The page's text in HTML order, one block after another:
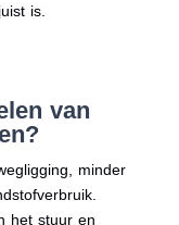
is.
van
minder
het stuur en